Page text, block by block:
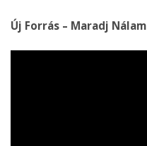
Új Forrás – Maradj Nálam